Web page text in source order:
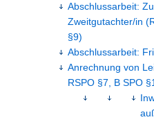
Abschlussarbeit:
Zweitgutachter/in
§9)
Abschlussarbeit:
Anrechnung von
RSPO §7, B SPO